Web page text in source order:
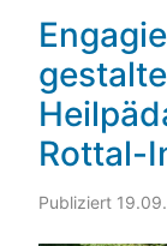
Rottal-
Publiziert